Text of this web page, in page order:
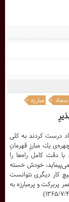
درست كردند به كلى
یك مبارزِ قهرمانِ
با دقت كامل راه‌ها را
خودش خسته
كار دیگری نتوانست
پربركت و پرمبارزه به
سجاد مبارزه